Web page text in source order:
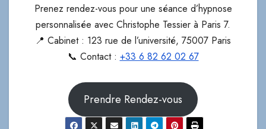
Prenez rendez-vous pour une séance d’hypnose
personnalisée avec Christophe Tessier à Paris 7.
📍 Cabinet : 123 rue de l’université, 75007 Paris
📞 Contact : +33 6 82 62 02 67
Prendre Rendez-vous